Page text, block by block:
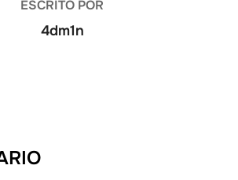
ESCRITO POR
4dm1n